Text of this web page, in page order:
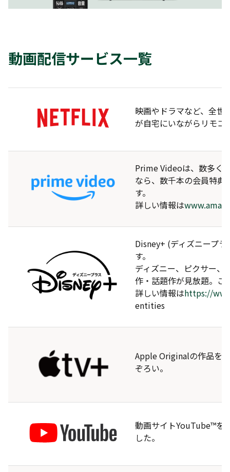
動画配信サービス一覧
映画やドラマなど、全世
が自宅にいながらリモコ
Prime Videoは、数多く
なら、数千本の会員特典
す。
詳しい情報は
Disney+ (ディズニープ
す。
ディズニー、ピクサー、
作・話題作が見放題。こ
詳しい情報はhttps://
entities
Apple Originalの作品を
ぞろい。
動画サイトYouTube™を
した。